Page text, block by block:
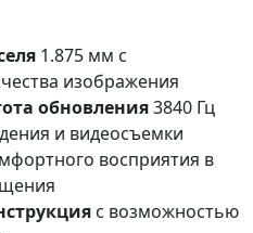
1.875 мм с
изображения
обновления3840 Гц
и видеосъемки
восприятия в
с возможностью